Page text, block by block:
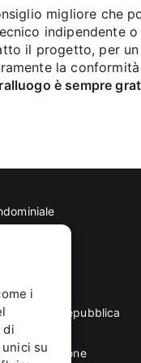
i
di
su
migliore che
indipendente o
il progetto, per
la
è sempre
della Repubblica
di Unificazione